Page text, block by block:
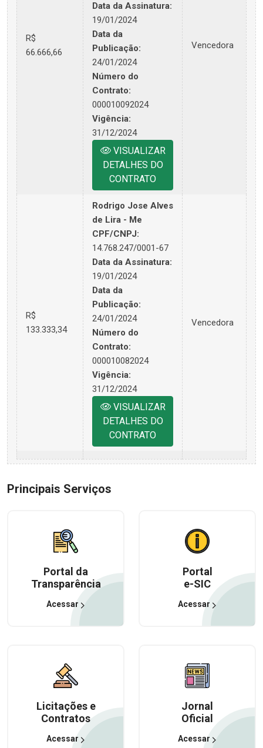
R$
66.666,66
Data da Assinatura:
19/01/2024
Data da
Publicação:
24/01/2024
Número do
Contrato:
000010092024
Vigência:
31/12/2024
VISUALIZAR
DETALHES DO
CONTRATO
Vencedora
R$
133.333,34
Rodrigo Jose Alves
de Lira - Me
CPF/CNPJ:
14.768.247/0001-67
Data da Assinatura:
19/01/2024
Data da
Publicação:
24/01/2024
Número do
Contrato:
000010082024
Vigência:
31/12/2024
VISUALIZAR
DETALHES DO
CONTRATO
Vencedora
Principais Serviços
Portal da
Transparência
Acessar
Portal
e-SIC
Acessar
Licitações e
Contratos
Acessar
Jornal
Oficial
Acessar